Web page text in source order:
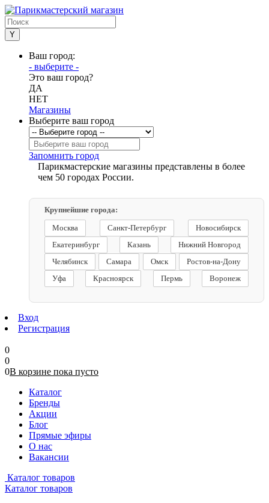
Ваш город:
- выберите -
Это ваш город?
ДА
НЕТ
Магазины
Выберите ваш город
Запомнить город
Парикмастерские магазины представлены в более
чем 50 городах России.
Крупнейшие города:
Москва
Санкт-Петербург
Новосибирск
Екатеринбург
Казань
Нижний Новгород
Челябинск
Самара Омск
Ростов-на-Дону
Уфа
Красноярск Пермь Воронеж
Вход
Регистрация
0
0
0В корзине пока пусто
Каталог
Бренды
Акции
Блог
Прямые эфиры
О нас
Вакансии
Каталог товаров
Каталог товаров